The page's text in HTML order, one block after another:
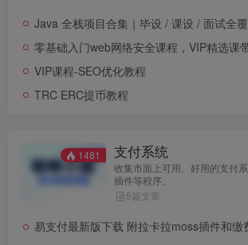
Java 全栈项目合集｜毕设 / 课设 / 面试全覆盖，从入门到实战一
零基础入门web网络安全课程，VIP精选课
VIP课程-SEO优化教程
TRC ERC提币教程
1481 支付系统
收集市面上可用、好用的支付系
插件等程序。
5篇文章
易支付最新版下载 附拉卡拉moss插件和缴